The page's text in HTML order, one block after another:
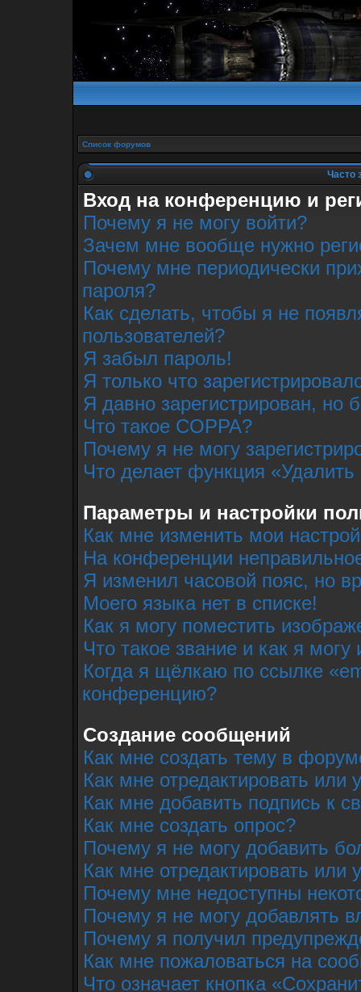
Список форумов
Часто
Вход на конференцию и
Почему я не могу войти?
Зачем мне вообще нужно
Почему мне периодически
пароля?
Как сделать, чтобы я не
пользователей?
Я забыл пароль!
Я только что
Я давно зарегистрирован, но
Что такое COPPA?
Почему я не могу
Что делает функция
Параметры и настройки
Как мне изменить мои
На конференции
Я изменил часовой пояс, но
Моего языка нет в списке!
Как я могу поместить
Что такое звание и как я могу
Когда я щёлкаю по ссылке
конференцию?
Создание сообщений
Как мне создать тему в
Как мне отредактировать или
Как мне добавить подпись к
Как мне создать опрос?
Почему я не могу добавить
Как мне отредактировать или
Почему мне недоступны
Почему я не могу добавлять
Почему я получил
Как мне пожаловаться на
Что означает кнопка